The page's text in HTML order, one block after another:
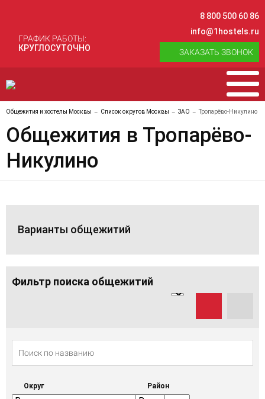
ГРАФИК РАБОТЫ:
КРУГЛОСУТОЧНО
8 800 500 60 86
info@1hostels.ru
ЗАКАЗАТЬ ЗВОНОК
Общежития и хостелы Москвы Список округов Москвы ЗАО Тропарёво-Никулино
Общежития в Тропарёво-
Никулино
Варианты общежитий
Фильтр поиска общежитий
Округ Район